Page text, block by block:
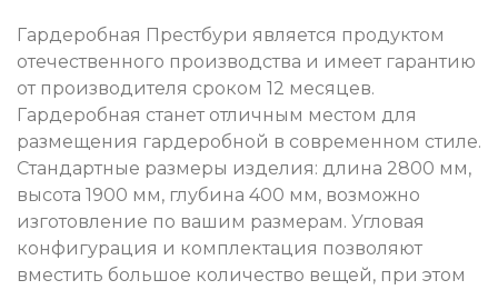
Гардеробная Престбури является продуктом
отечественного производства и имеет гарантию
от производителя сроком 12 месяцев.
Гардеробная станет отличным местом для
размещения гардеробной в современном стиле.
Стандартные размеры изделия: длина 2800 мм,
высота 1900 мм, глубина 400 мм, возможно
изготовление по вашим размерам. Угловая
конфигурация и комплектация позволяют
вместить большое количество вещей, при этом